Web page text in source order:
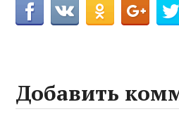
Добавить